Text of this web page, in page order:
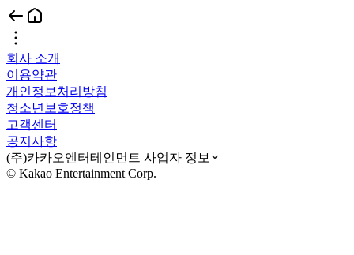
회사 소개
이용약관
개인정보처리방침
청소년보호정책
고객센터
공지사항
(주)카카오엔터테인먼트 사업자 정보
© Kakao Entertainment Corp.